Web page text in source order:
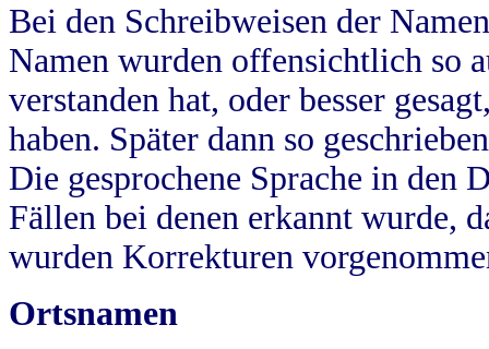
Bei den Schreibweisen der
Namen wurden offensichtlich so
verstanden hat, oder besser
haben. Später dann so
Die gesprochene Sprache in
Fällen bei denen erkannt wurde,
wurden Korrekturen
Ortsnamen